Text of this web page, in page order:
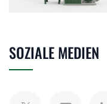
SOZIALE MEDIEN